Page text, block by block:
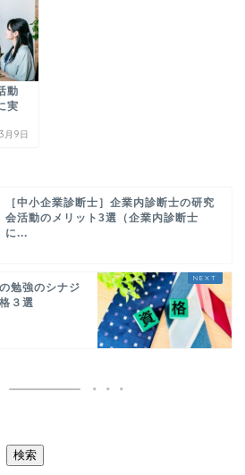
動
実
月9日
［中小企業診断士］企業内診断士の研究
会活動のメリット3選（企業内診断士
に...
勉強のシナジ
３選
検索